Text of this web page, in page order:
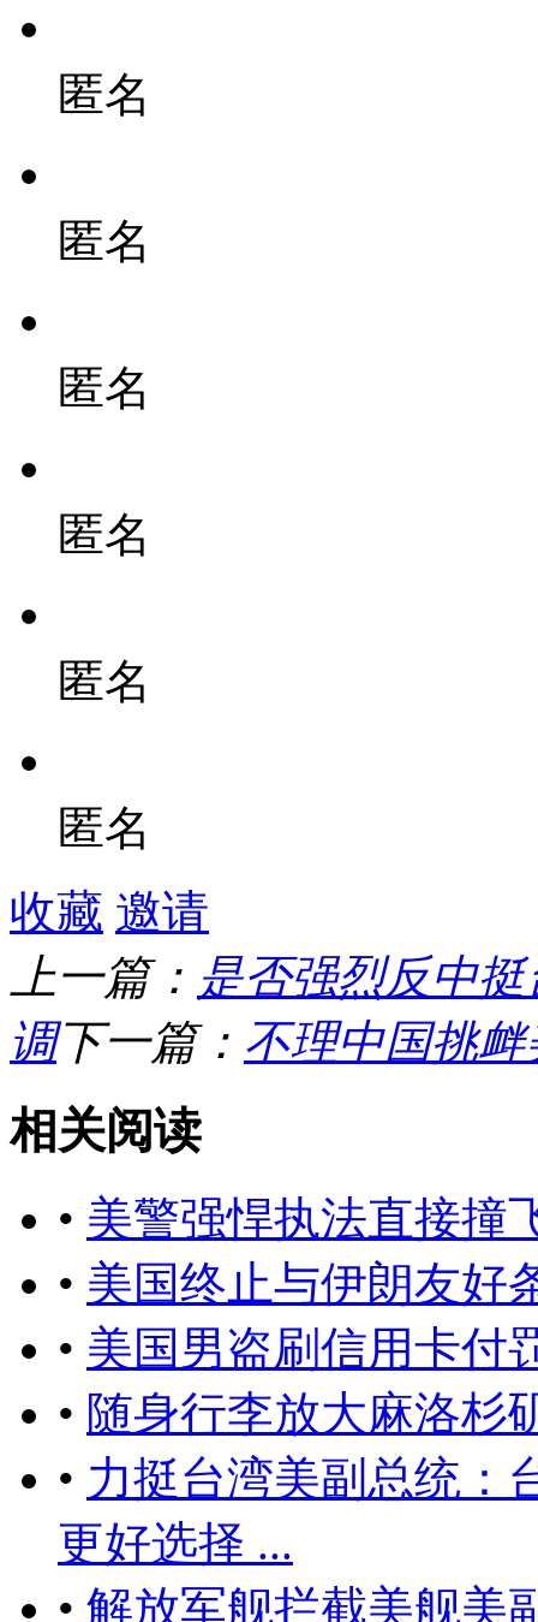
匿名
匿名
匿名
匿名
匿名
匿名
收藏 邀请
上一篇： 是否强烈反中
调下一篇： 不理中国挑
相关阅读
• 美警强悍执法直接撞
• 美国终止与伊朗友好
• 美国男盗刷信用卡付
• 随身行李放大麻洛杉
• 力挺台湾美副总统：
更好选择 ...
• 解放军舰拦截美舰美